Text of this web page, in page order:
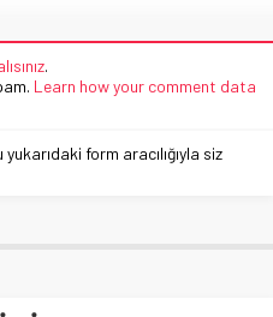
.
Learn how your comment data
form aracılığıyla siz